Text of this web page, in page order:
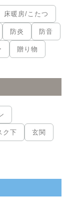
床暖房/こたつ
防炎 防音
贈り物
ク下 玄関